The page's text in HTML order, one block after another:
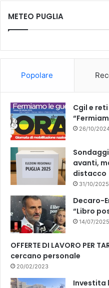
c
k
METEO PUGLIA
Popolare
Cgil e
26/10/
avanti,
distacco
31/10/2025
Decaro-
“Libro
14/07/2025
OFFERTE DI LAVORO PER
cercano personale
20/02/2023
Investita